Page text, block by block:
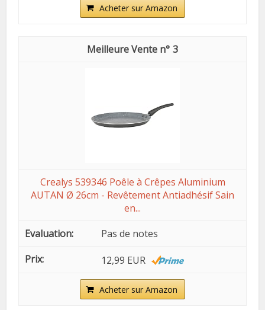
Acheter sur Amazon
3
Crealys 539346 Poêle à Crêpes Aluminium
AUTAN Ø 26cm - Revêtement Antiadhésif Sain
en...
Pas de notes
12,99 EUR
Acheter sur Amazon